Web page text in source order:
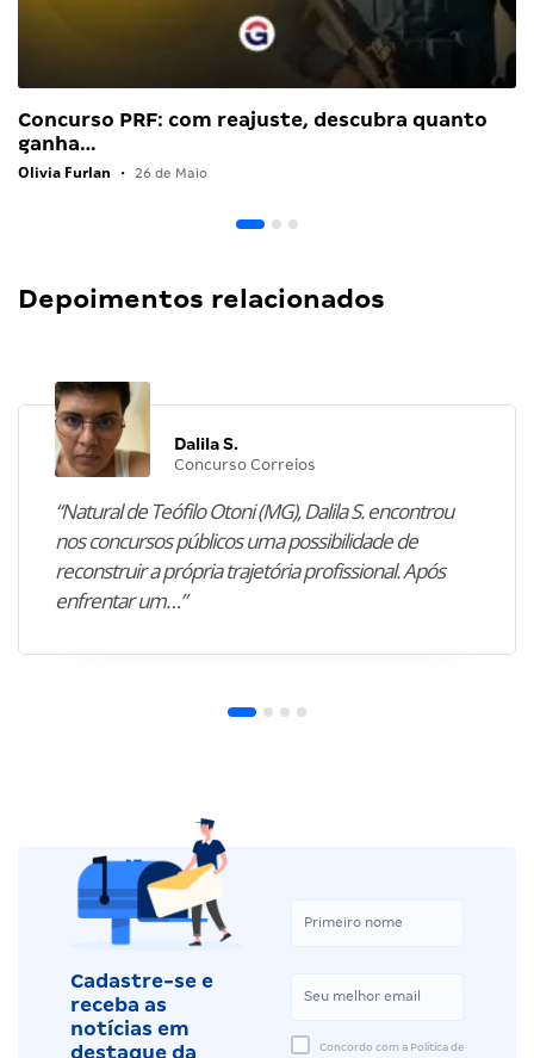
Concurso PRF: com reajuste, descubra quanto
ganha…
Olivia Furlan • 26 de Maio
Depoimentos relacionados
Dalila S.
Concurso Correios
“Natural de Teófilo Otoni (MG), Dalila S. encontrou
nos concursos públicos uma possibilidade de
reconstruir a própria trajetória profissional. Após
enfrentar um…”
Cadastre-se e
receba as
notícias em
destaque da
Concordo com a Política de